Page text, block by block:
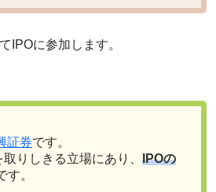
IPOに参加します。
証券です。
りしきる立場にあり、 IPOの
す。